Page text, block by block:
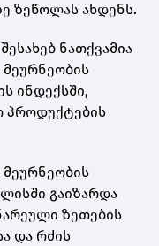
ზეწოლას ახდენს.
ნათქვამია
ინდექსში,
პროდუქტების
გაიზარდა
ზეთების
და რძის